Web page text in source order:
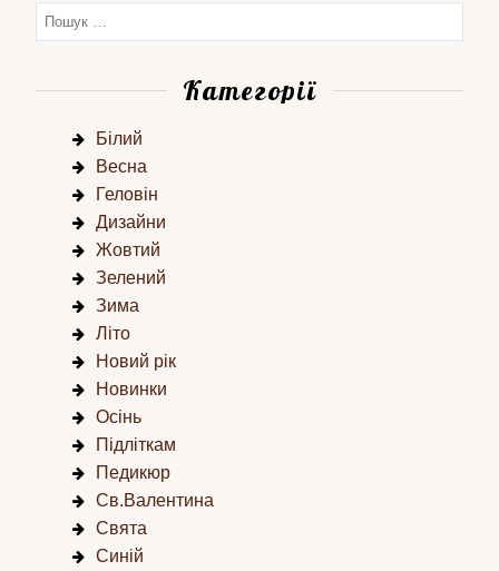
Категорії
Білий
Весна
Геловін
Дизайни
Жовтий
Зелений
Зима
Літо
Новий рік
Новинки
Осінь
Підліткам
Педикюр
Св.Валентина
Свята
Синій